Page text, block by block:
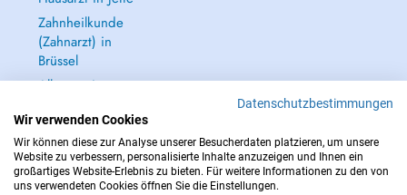
Zahnheilkunde
(Zahnarzt) in
Brüssel
Alle anzeigen →
IM NOTFALL WENDEN SIE SICH AN : 112
Datenschutzbestimmungen
Wir verwenden Cookies
Wir können diese zur Analyse unserer Besucherdaten platzieren, um unsere
Website zu verbessern, personalisierte Inhalte anzuzeigen und Ihnen ein
großartiges Website-Erlebnis zu bieten. Für weitere Informationen zu den von
uns verwendeten Cookies öffnen Sie die Einstellungen.